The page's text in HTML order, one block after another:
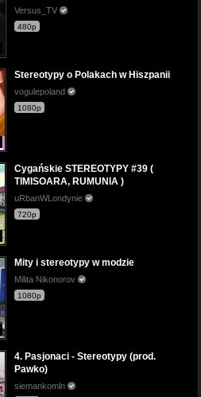
Versus_TV
480p
Stereotypy o Polakach w Hiszpanii
vogulepoland
1080p
Cygańskie STEREOTYPY #39 (
TIMISOARA, RUMUNIA )
uRbanWLondynie
720p
Mity i stereotypy w modzie
Milita Nikonorov
1080p
4. Pasjonaci - Stereotypy (prod.
Pawko)
siemankomln